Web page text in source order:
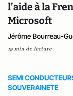
l’aide à la
Microsoft
Jérôme Bourreau-
19 min de lecture
SEMI
SOUVERAINETE